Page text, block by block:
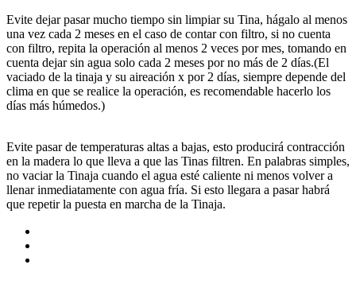
Evite dejar pasar mucho tiempo sin limpiar su Tina, hágalo al menos
una vez cada 2 meses en el caso de contar con filtro, si no cuenta
con filtro, repita la operación al menos 2 veces por mes, tomando en
cuenta dejar sin agua solo cada 2 meses por no más de 2 días.(El
vaciado de la tinaja y su aireación x por 2 días, siempre depende del
clima en que se realice la operación, es recomendable hacerlo los
días más húmedos.)
Evite pasar de temperaturas altas a bajas, esto producirá contracción
en la madera lo que lleva a que las Tinas filtren. En palabras simples,
no vaciar la Tinaja cuando el agua esté caliente ni menos volver a
llenar inmediatamente con agua fría. Si esto llegara a pasar habrá
que repetir la puesta en marcha de la Tinaja.